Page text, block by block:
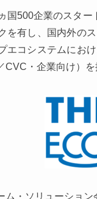
国500企業のスタ
を有し、国内外の
エコシステムにお
CVC・企業向け）
・ソリューション